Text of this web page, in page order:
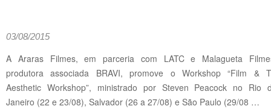
03/08/2015
A Araras Filmes, em parceria com LATC e Malagueta
produtora associada BRAVI, promove o Workshop “Film &
Aesthetic Workshop”, ministrado por Steven Peacock no Rio
Janeiro (22 e 23/08), Salvador (26 a 27/08) e São Paulo (29/08 …